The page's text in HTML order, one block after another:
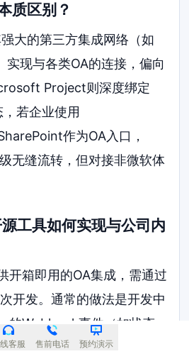
质区别？
大的第三方集成网络（如
现与各类OA的连接，偏向
Project则深度绑定
若企业使用
作为OA入口，
无缝流转，但对接非微软体
工具如何实现与公司内
开箱即用的OA集成，需通过
开发。通常的做法是开发中
的Webhook事件（如状态
的接口发起审批，并在审批
客服 售前电话 预约演示